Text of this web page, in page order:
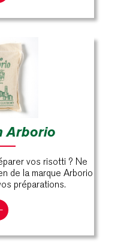
Arborio
vos risotti ? Ne
de la marque Arborio
préparations.